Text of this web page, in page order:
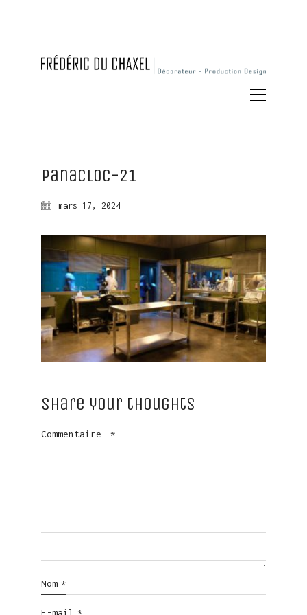
Panacloc-21
mars 17, 2024
Share your thoughts
Commentaire *
Nom *
E-mail *